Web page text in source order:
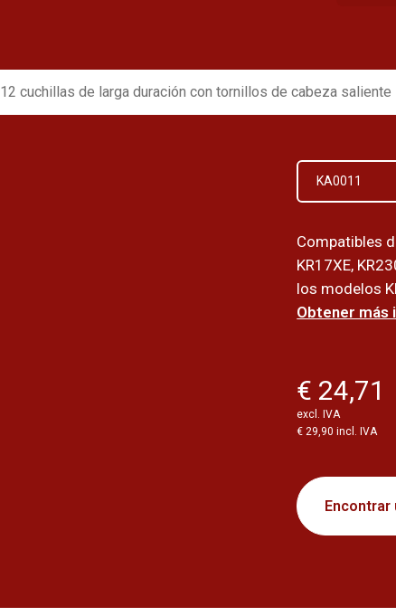
12 cuchillas de larga duración con tornillos de cabeza saliente
KA0011
Compatibles
KR17XE,
los modelos
Obtener más
€ 24,71
excl. IVA
€ 29,90 incl. IVA
Encontrar